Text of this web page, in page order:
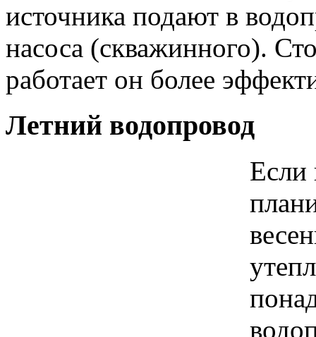
источника подают в
насоса (скважинного).
работает он более
Летний водопровод
Если